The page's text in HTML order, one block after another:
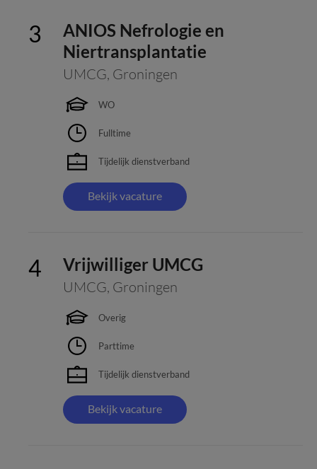
ANIOS Nefrologie en
Niertransplantatie
UMCG, Groningen
WO
Fulltime
Tijdelijk dienstverband
Bekijk vacature
Vrijwilliger UMCG
UMCG, Groningen
Overig
Parttime
Tijdelijk dienstverband
Bekijk vacature